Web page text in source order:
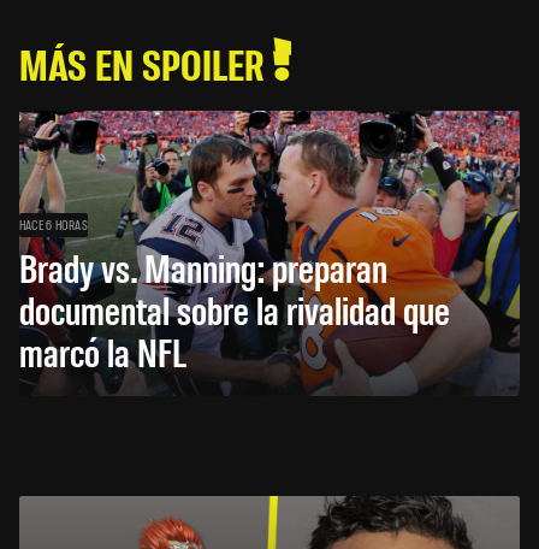
MÁS EN SPOILER
HACE 6 HORAS
Brady vs. Manning: preparan
documental sobre la rivalidad que
marcó la NFL